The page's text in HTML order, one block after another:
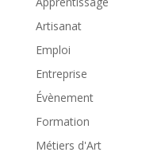
Artisanat
Emploi
Entreprise
Évènement
Formation
Métiers d'Art